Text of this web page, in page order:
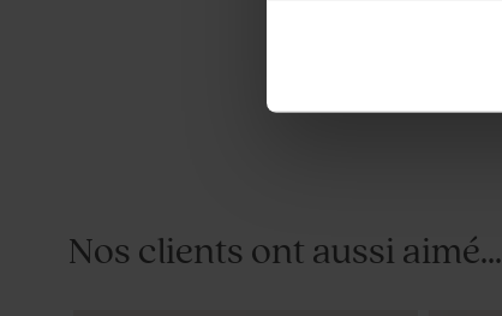
Nos clients ont aussi aimé...